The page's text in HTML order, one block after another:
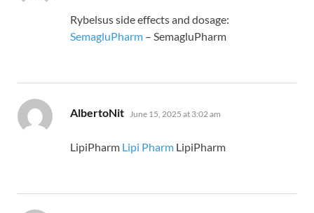
Rybelsus side effects and dosage:
SemagluPharm – SemagluPharm
AlbertoNit says:
June 15, 2025 at 3:02 am
LipiPharm Lipi Pharm LipiPharm